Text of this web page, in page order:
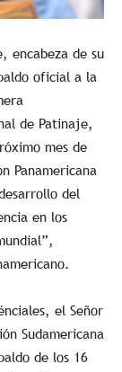
encabeza de su
oficial a la
de Patinaje,
mes de
Panamericana
del
en los
el Señor
Sudamericana
de los 16